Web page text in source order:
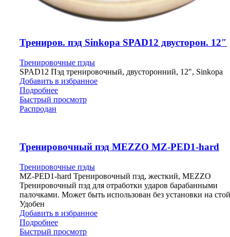
Трениров. пэд Sinkopa SPAD12 двусторон. 12″
Тренировочные пэды
SPAD12 Пэд тренировочный, двусторонний, 12″, Sinkopa
Добавить в избранное
Подробнее
Быстрый просмотр
Распродан
Тренировочный пэд MEZZO MZ-PED1-hard
Тренировочные пэды
MZ-PED1-hard Тренировочный пэд, жесткий, MEZZO
Тренировочный пэд для отработки ударов барабанными
палочками. Может быть использован без установки на
Удобен
Добавить в избранное
Подробнее
Быстрый просмотр